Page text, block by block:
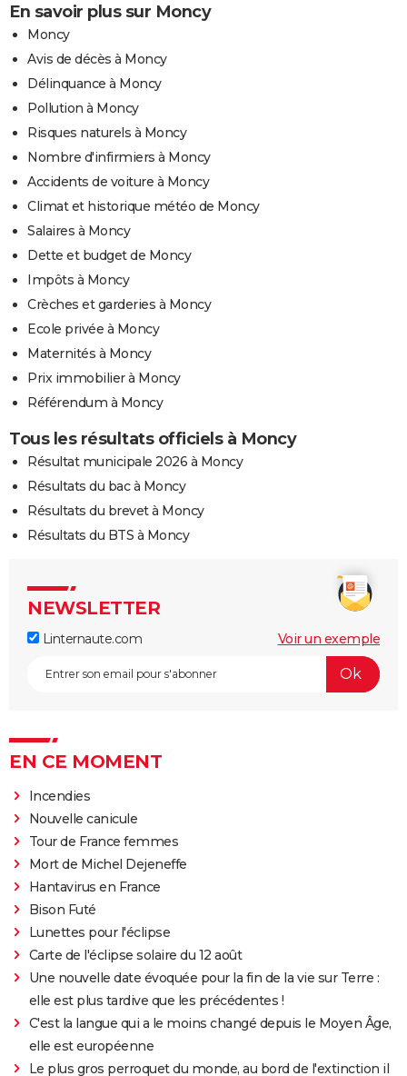
En savoir plus sur Moncy
Moncy
Avis de décès à Moncy
Délinquance à Moncy
Pollution à Moncy
Risques naturels à Moncy
Nombre d'infirmiers à Moncy
Accidents de voiture à Moncy
Climat et historique météo de Moncy
Salaires à Moncy
Dette et budget de Moncy
Impôts à Moncy
Crèches et garderies à Moncy
Ecole privée à Moncy
Maternités à Moncy
Prix immobilier à Moncy
Référendum à Moncy
Tous les résultats officiels à Moncy
Résultat municipale 2026 à Moncy
Résultats du bac à Moncy
Résultats du brevet à Moncy
Résultats du BTS à Moncy
NEWSLETTER
Linternaute.com Voir un exemple
EN CE MOMENT
Incendies
Nouvelle canicule
Tour de France femmes
Mort de Michel Dejeneffe
Hantavirus en France
Bison Futé
Lunettes pour l'éclipse
Carte de l'éclipse solaire du 12 août
Une nouvelle date évoquée pour la fin de la vie sur Terre :
elle est plus tardive que les précédentes !
C'est la langue qui a le moins changé depuis le Moyen Âge,
elle est européenne
Le plus gros perroquet du monde, au bord de l'extinction il